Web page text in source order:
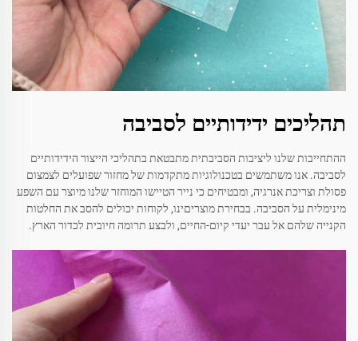
תהליכים ידידותיים לסביבה
ההתחייבות שלנו ליציבות הסביבתית מתבטאת בתהליכי הייצור הידידותיים
לסביבה. אנו משתמשים בטכנולוגיות מתקדמות של מחזור שפועלים לצמצום
פסולת וצריכת אנרגיה, ומבטיחים כי נייר הטיישו המוחזר שלנו מיוצר עם השפע
מינימלית על הסביבה. בבחירת מוצריםינו, לקוחות יכולים להסב את החלטות
הקנייה שלהם אל עבר יעדי קיום-החיים, ולבצע תרומה חיובית לכדור הארץ.